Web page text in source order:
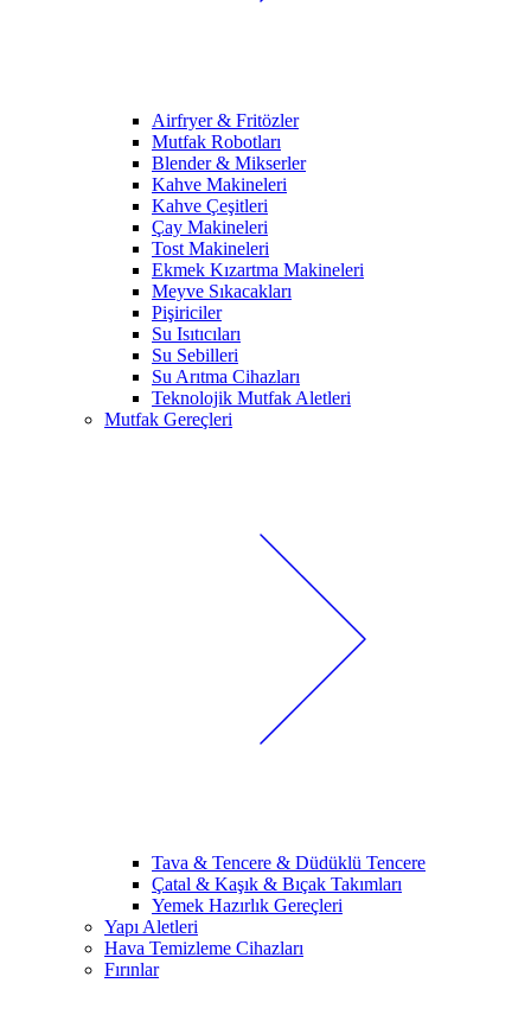
Airfryer & Fritözler
Mutfak Robotları
Blender & Mikserler
Kahve Makineleri
Kahve Çeşitleri
Çay Makineleri
Tost Makineleri
Ekmek Kızartma Makineleri
Meyve Sıkacakları
Pişiriciler
Su Isıtıcıları
Su Sebilleri
Su Arıtma Cihazları
Teknolojik Mutfak Aletleri
Mutfak Gereçleri
Tava & Tencere & Düdüklü Tencere
Çatal & Kaşık & Bıçak Takımları
Yemek Hazırlık Gereçleri
Yapı Aletleri
Hava Temizleme Cihazları
Fırınlar